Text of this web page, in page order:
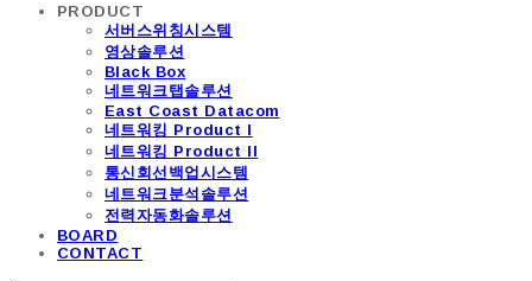
PRODUCT
서버스위칭시스템
영상솔루션
Black Box
네트워크탭솔루션
East Coast Datacom
네트워킹 Product I
네트워킹 Product II
통신회선백업시스템
네트워크분석솔루션
전력자동화솔루션
BOARD
CONTACT